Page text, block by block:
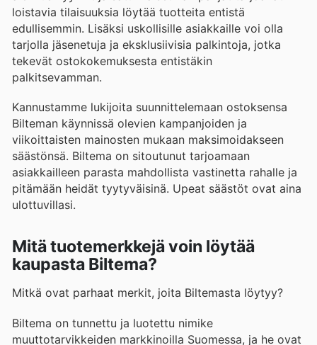
loistavia tilaisuuksia löytää tuotteita entistä
edullisemmin. Lisäksi uskollisille asiakkaille voi olla
tarjolla jäsenetuja ja eksklusiivisia palkintoja, jotka
tekevät ostokokemuksesta entistäkin
palkitsevamman.
Kannustamme lukijoita suunnittelemaan ostoksensa
Bilteman käynnissä olevien kampanjoiden ja
viikoittaisten mainosten mukaan maksimoidakseen
säästönsä. Biltema on sitoutunut tarjoamaan
asiakkailleen parasta mahdollista vastinetta rahalle ja
pitämään heidät tyytyväisinä. Upeat säästöt ovat aina
ulottuvillasi.
Mitä tuotemerkkejä voin löytää
kaupasta Biltema?
Mitkä ovat parhaat merkit, joita Biltemasta löytyy?
Biltema on tunnettu ja luotettu nimike
muuttotarvikkeiden markkinoilla Suomessa, ja he ovat